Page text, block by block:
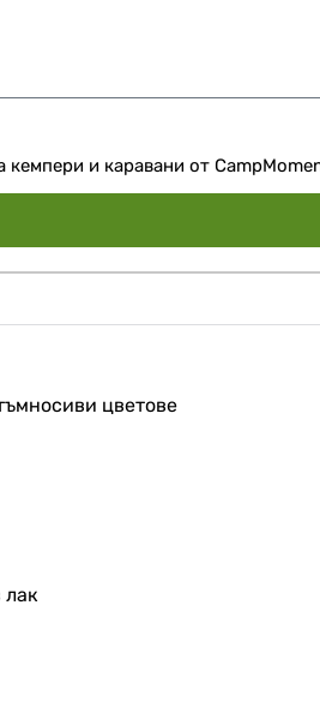
и каравани от
цветове
лак